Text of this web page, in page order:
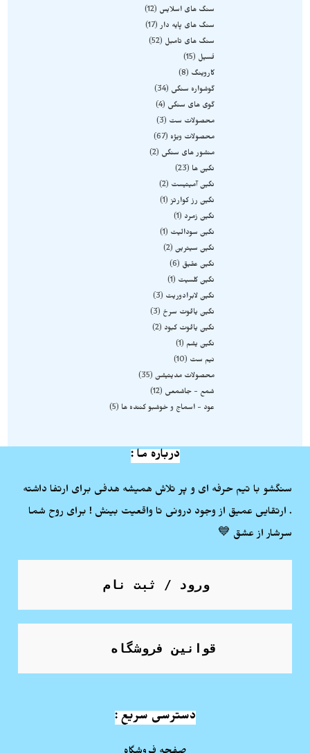
سنگ های اسلایس
12
سنگ های پایه دار 17
سنگ های تامبل
52
فسیل
15
کاروینگ
8
گوشواره سنگی
34
گوی های سنگی
4
محصولات ست
3
محصولات ویژه
67
منشور های سنگی
2
نگین ها
23
نگین آمیتیست
2
نگین رز کوارتز 1
نگین زمرد
1
نگین سودالیت
1
نگین سیترین 2
نگین عقیق
6
نگین کلسیت
1
نگین لابرادوریت
3
نگین یاقوت سرخ
3
نگین یاقوت کبود
2
نگین یشم
1
نیم ست
10
محصولات مدیتیشن 35
شمع - جاشمعی
12
عود - اسماج و خوشبو کننده ها
5
درباره ما :
سنگشو با تیم حرفه ای و پر تلاش همیشه هدفی برای ارتفا داشته
. ارتقایی عمیق از وجود درونی تا واقعیت بینش ! برای روح شما
سرشار از عشق 💙
ورود / ثبت نام
قوانین فروشگاه
دسترسی سریع :